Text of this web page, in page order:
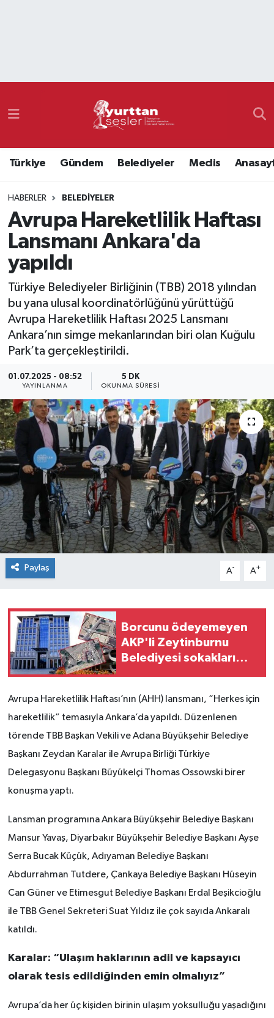
Türkiye Gündem Belediyeler Meclis
HABERLER BELEDIYELER
Avrupa Hareketlilik Haftası
Lansmanı Ankara'da
yapıldı
Türkiye Belediyeler Birliğinin (TBB) 2018 yılından
bu yana ulusal koordinatörlüğünü yürüttüğü
Avrupa Hareketlilik Haftası 2025 Lansmanı
Ankara’nın simge mekanlarından biri olan Kuğulu
Park’ta gerçekleştirildi.
01.07.2025 - 08:52
YAYINLANMA
5 DK
OKUNMA SÜRESI
Paylaş A- A+
Borcunu ödeyemeyen
AKP'li Zeytinburnu
Belediyesi sokakları
Avrupa Hareketlilik Haftası’nın (AHH) lansmanı, “Herkes için
hareketlilik” temasıyla Ankara’da yapıldı. Düzenlenen
törende TBB Başkan Vekili ve Adana Büyükşehir Belediye
Başkanı Zeydan Karalar ile Avrupa Birliği Türkiye
Delegasyonu Başkanı Büyükelçi Thomas Ossowski birer
konuşma yaptı.
Lansman programına Ankara Büyükşehir Belediye Başkanı
Mansur Yavaş, Diyarbakır Büyükşehir Belediye Başkanı Ayşe
Serra Bucak Küçük, Adıyaman Belediye Başkanı
Abdurrahman Tutdere, Çankaya Belediye Başkanı Hüseyin
Can Güner ve Etimesgut Belediye Başkanı Erdal Beşikcioğlu
ile TBB Genel Sekreteri Suat Yıldız ile çok sayıda Ankaralı
katıldı.
Karalar: “Ulaşım haklarının adil ve kapsayıcı
olarak tesis edildiğinden emin olmalıyız”
Avrupa’da her üç kişiden birinin ulaşım yoksulluğu yaşadığını
Namaz Vakitleri
Süper Lig Puan Durumu ve Fikstür
Tüm Manşetler
Son Dakika Haberleri
Haber Arşivi